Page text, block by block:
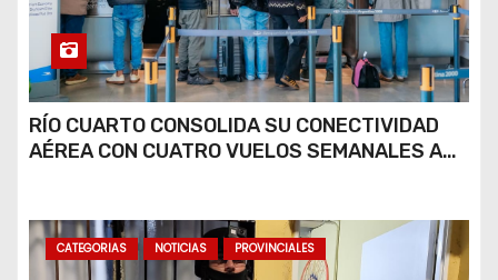
RÍO CUARTO CONSOLIDA SU CONECTIVIDAD
AÉREA CON CUATRO VUELOS SEMANALES A
CATEGORIAS NOTICIAS PROVINCIALES